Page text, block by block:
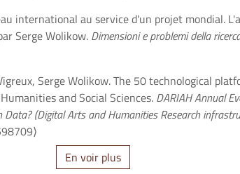
international au service d'un projet mondial.
Serge Wolikow. Dimensioni e problemi della
Serge Wolikow. The 50 technological
and Social Sciences. DARIAH Annual
(Digital Arts and Humanities Research
En voir plus